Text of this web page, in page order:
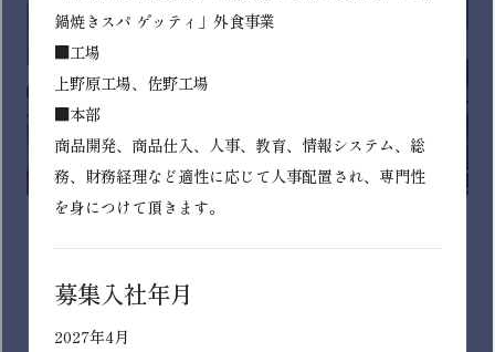
イオン北海道株式会社